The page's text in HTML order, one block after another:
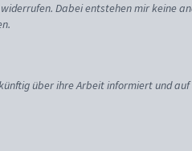
Dabei entstehen mir keine
über ihre Arbeit informiert und